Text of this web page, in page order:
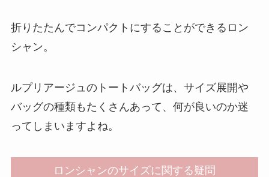
折りたたんでコンパクトにすることができるロン
シャン。
ルプリアージュのトートバッグは、サイズ展開や
バッグの種類もたくさんあって、何が良いのか迷
ってしまいますよね。
ロンシャンのサイズに関する疑問